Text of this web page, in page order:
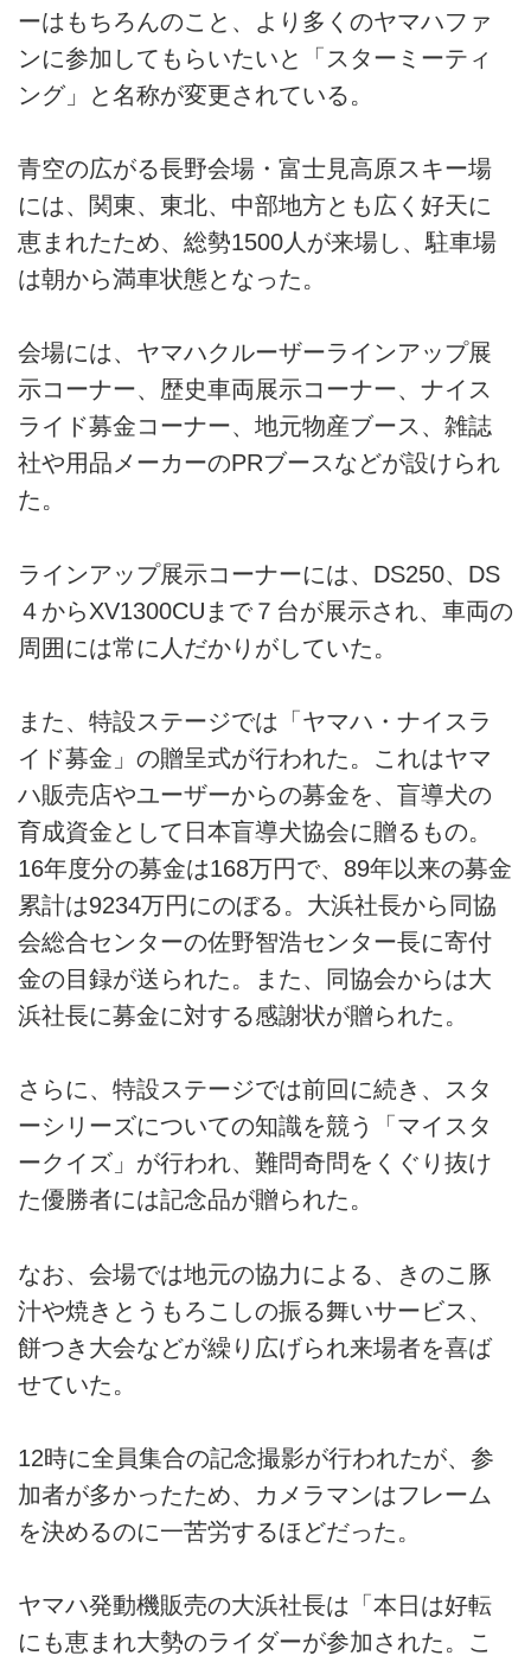
ーはもちろんのこと、より多くのヤマハファ
ンに参加してもらいたいと「スターミーティ
ング」と名称が変更されている。
青空の広がる長野会場・富士見高原スキー場
には、関東、東北、中部地方とも広く好天に
恵まれたため、総勢1500人が来場し、駐車場
は朝から満車状態となった。
会場には、ヤマハクルーザーラインアップ展
示コーナー、歴史車両展示コーナー、ナイス
ライド募金コーナー、地元物産ブース、雑誌
社や用品メーカーのPRブースなどが設けられ
た。
ラインアップ展示コーナーには、DS250、DS
４からXV1300CUまで７台が展示され、車両の
周囲には常に人だかりがしていた。
また、特設ステージでは「ヤマハ・ナイスラ
イド募金」の贈呈式が行われた。これはヤマ
ハ販売店やユーザーからの募金を、盲導犬の
育成資金として日本盲導犬協会に贈るもの。
16年度分の募金は168万円で、89年以来の募金
累計は9234万円にのぼる。大浜社長から同協
会総合センターの佐野智浩センター長に寄付
金の目録が送られた。また、同協会からは大
浜社長に募金に対する感謝状が贈られた。
さらに、特設ステージでは前回に続き、スタ
ーシリーズについての知識を競う「マイスタ
ークイズ」が行われ、難問奇問をくぐり抜け
た優勝者には記念品が贈られた。
なお、会場では地元の協力による、きのこ豚
汁や焼きとうもろこしの振る舞いサービス、
餅つき大会などが繰り広げられ来場者を喜ば
せていた。
12時に全員集合の記念撮影が行われたが、参
加者が多かったため、カメラマンはフレーム
を決めるのに一苦労するほどだった。
ヤマハ発動機販売の大浜社長は「本日は好転
にも恵まれ大勢のライダーが参加された。こ